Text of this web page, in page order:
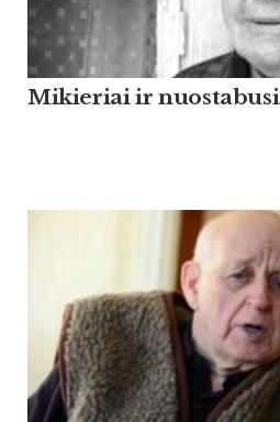
Mikieriai ir